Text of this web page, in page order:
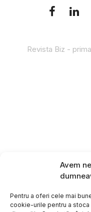
Avem
Pentru a oferi cele mai
cookie-urile pentru a
Revista Biz -